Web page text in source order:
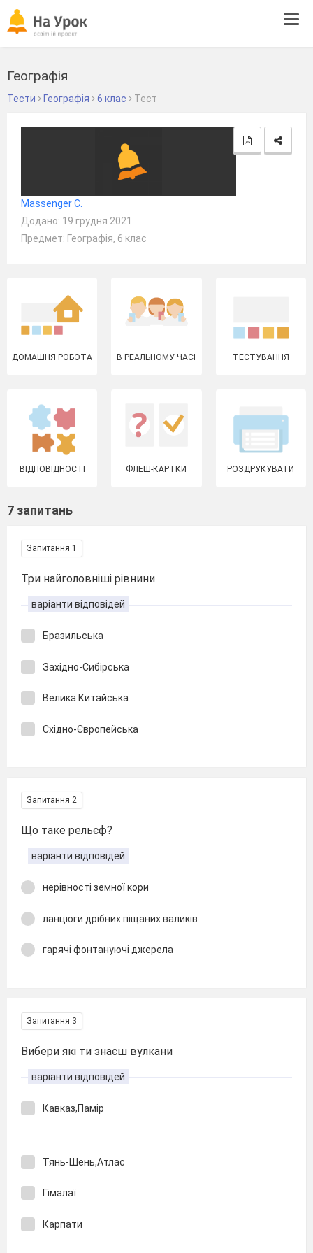
Географія
Тести Географія 6 клас Тест
Мassenger C.
Додано: 19 грудня 2021
Предмет: Географія, 6 клас
ДОМАШНЯ РОБОТА В РЕАЛЬНОМУ ЧАСІ ТЕСТУВАННЯ
ВІДПОВІДНОСТІ ФЛЕШ-КАРТКИ РОЗДРУКУВАТИ
7 запитань
Запитання 1
Три найголовніші рівнини
варіанти відповідей
Бразильська
Західно-Сибірська
Велика Китайська
Східно-Європейська
Запитання 2
Що таке рельєф?
варіанти відповідей
нерівності земної кори
ланцюги дрібних піщаних валиків
гарячі фонтануючі джерела
Запитання 3
Вибери які ти знаєш вулкани
варіанти відповідей
Кавказ,Памір
Тянь-Шень,Атлас
Гімалаї
Карпати